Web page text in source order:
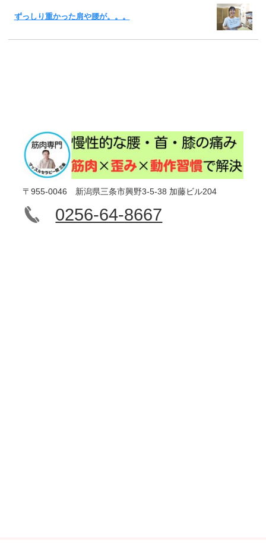
ずっしり重かった肩や腰が。。。
〒955-0046 新潟県三条市興野3-5-38 加藤ビル204
0256-64-8667